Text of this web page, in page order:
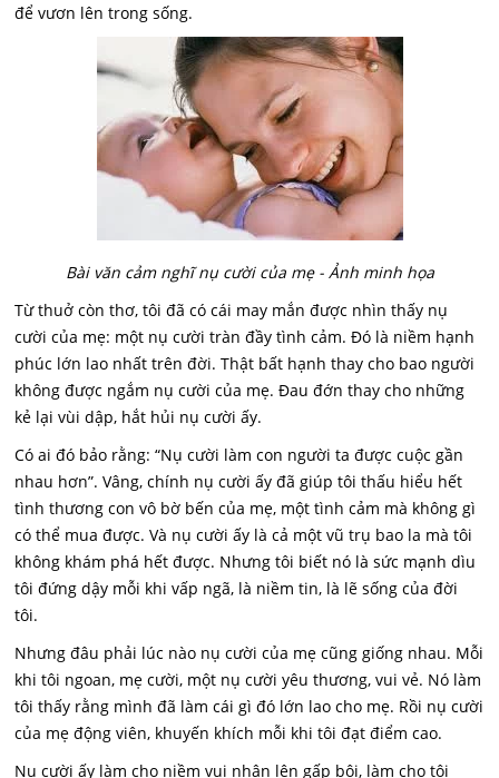
để vươn lên trong sống.
Bài văn cảm nghĩ nụ cười của mẹ - Ảnh minh họa
Từ thuở còn thơ, tôi đã có cái may mắn được nhìn thấy nụ
cười của mẹ: một nụ cười tràn đầy tình cảm. Đó là niềm hạnh
phúc lớn lao nhất trên đời. Thật bất hạnh thay cho bao người
không được ngắm nụ cười của mẹ. Đau đớn thay cho những
kẻ lại vùi dập, hắt hủi nụ cười ấy.
Có ai đó bảo rằng: “Nụ cười làm con người ta được cuộc gần
nhau hơn”. Vâng, chính nụ cười ấy đã giúp tôi thấu hiểu hết
tình thương con vô bờ bến của mẹ, một tình cảm mà không gì
có thể mua được. Và nụ cười ấy là cả một vũ trụ bao la mà tôi
không khám phá hết được. Nhưng tôi biết nó là sức mạnh dìu
tôi đứng dậy mỗi khi vấp ngã, là niềm tin, là lẽ sống của đời
tôi.
Nhưng đâu phải lúc nào nụ cười của mẹ cũng giống nhau. Mỗi
khi tôi ngoan, mẹ cười, một nụ cười yêu thương, vui vẻ. Nó làm
tôi thấy rằng mình đã làm cái gì đó lớn lao cho mẹ. Rồi nụ cười
của mẹ động viên, khuyến khích mỗi khi tôi đạt điểm cao.
Nụ cười ấy làm cho niềm vui nhân lên gấp bội, làm cho tôi